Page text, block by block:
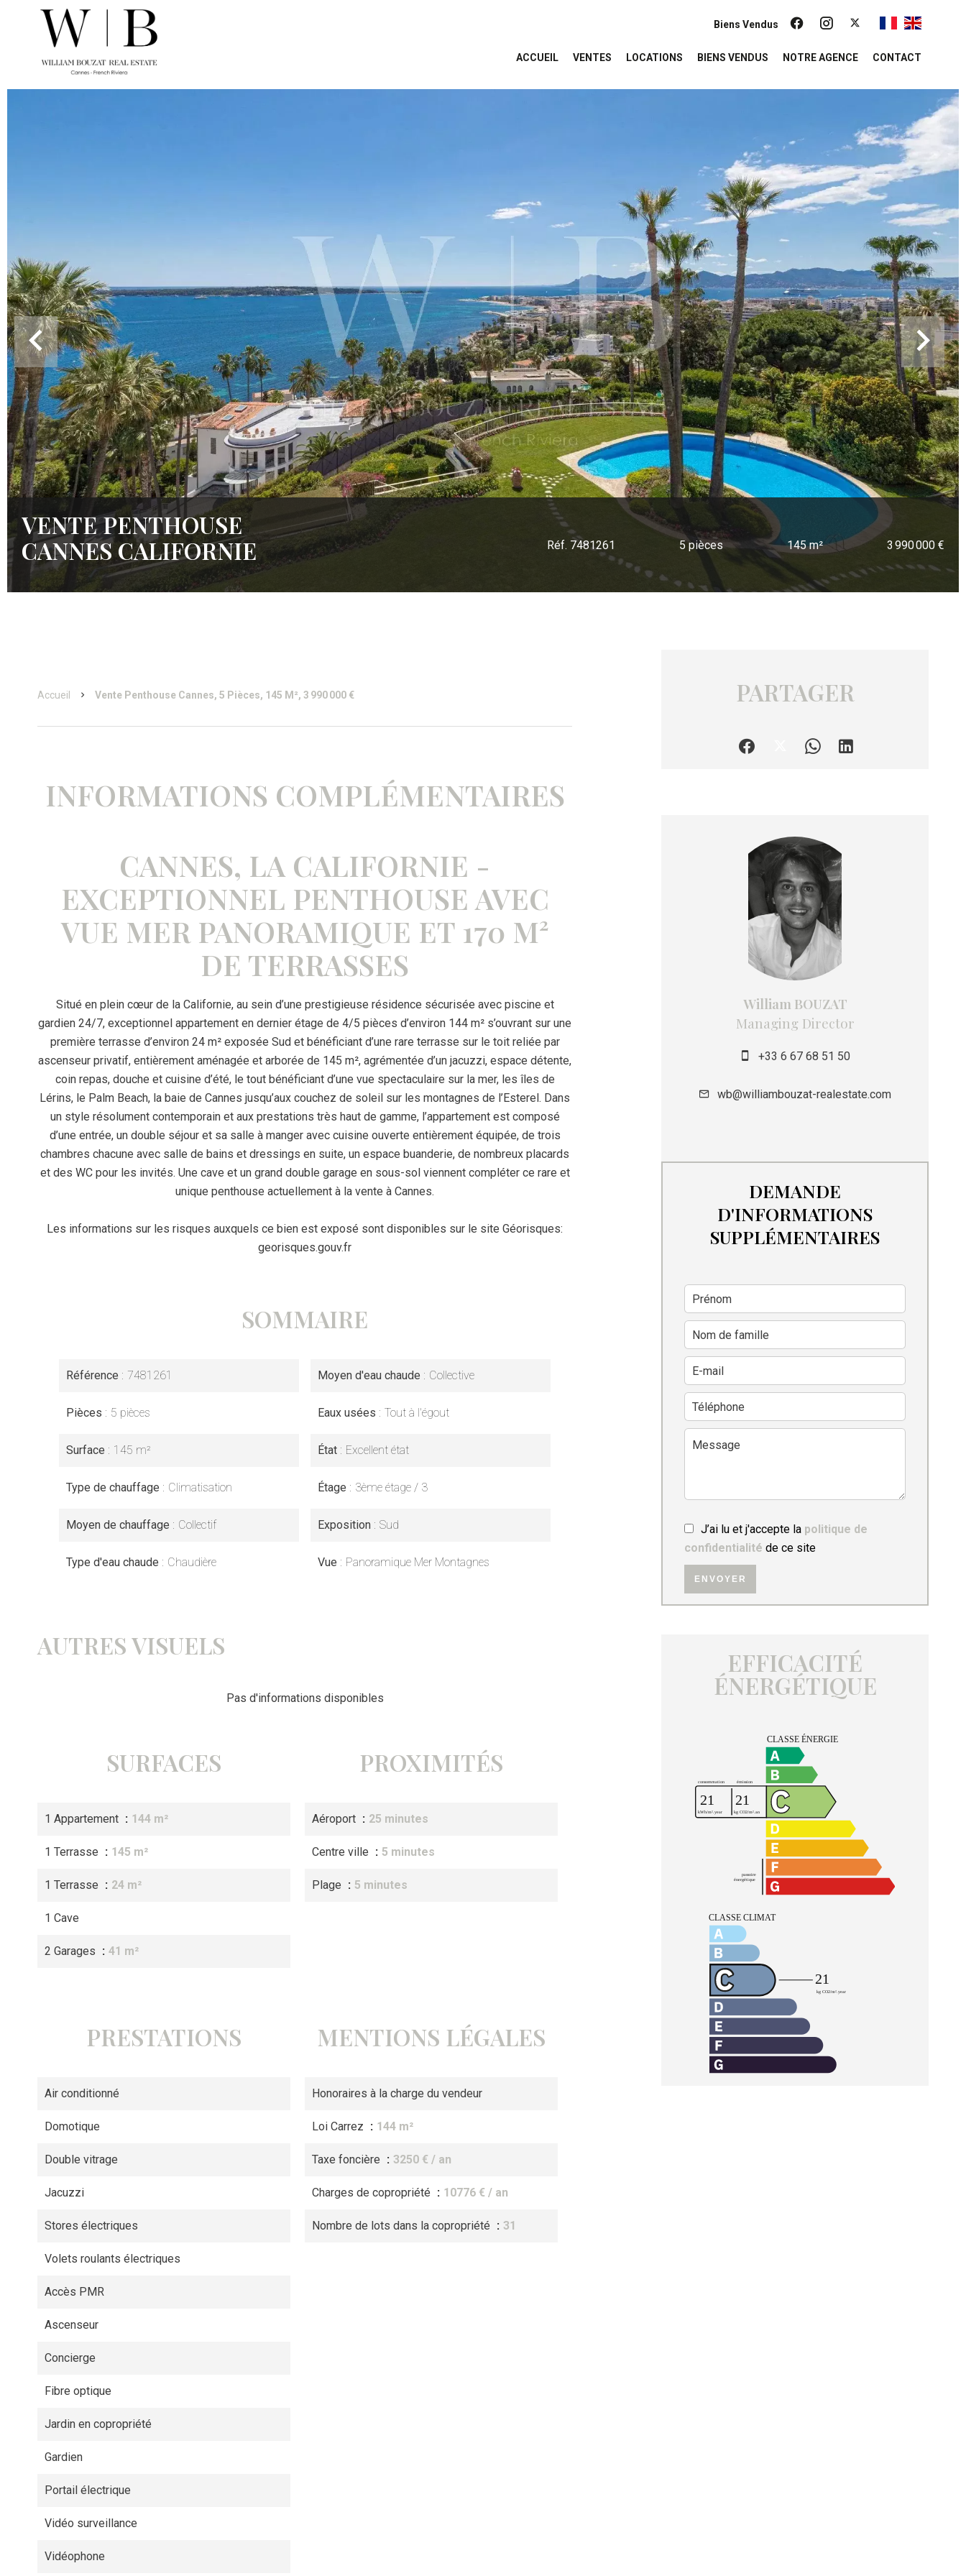
Biens Vendus
ACCUEIL VENTES LOCATIONS BIENS VENDUS NOTRE AGENCE CONTACT
VENTE PENTHOUSE
CANNES CALIFORNIE
Réf. 7481261 5 pièces 145 m² 3 990 000 €
Accueil Vente Penthouse Cannes, 5 Pièces, 145 M², 3 990 000 €
INFORMATIONS COMPLÉMENTAIRES
CANNES, LA CALIFORNIE -
EXCEPTIONNEL PENTHOUSE AVEC
VUE MER PANORAMIQUE ET 170 M²
DE TERRASSES
Situé en plein cœur de la Californie, au sein d’une prestigieuse résidence sécurisée avec piscine et
gardien 24/7, exceptionnel appartement en dernier étage de 4/5 pièces d’environ 144 m² s’ouvrant sur une
première terrasse d’environ 24 m² exposée Sud et bénéficiant d’une rare terrasse sur le toit reliée par
ascenseur privatif, entièrement aménagée et arborée de 145 m², agrémentée d’un jacuzzi, espace détente,
coin repas, douche et cuisine d’été, le tout bénéficiant d’une vue spectaculaire sur la mer, les îles de
Lérins, le Palm Beach, la baie de Cannes jusqu’aux couchez de soleil sur les montagnes de l’Esterel. Dans
un style résolument contemporain et aux prestations très haut de gamme, l’appartement est composé
d’une entrée, un double séjour et sa salle à manger avec cuisine ouverte entièrement équipée, de trois
chambres chacune avec salle de bains et dressings en suite, un espace buanderie, de nombreux placards
et des WC pour les invités. Une cave et un grand double garage en sous-sol viennent compléter ce rare et
unique penthouse actuellement à la vente à Cannes.
Les informations sur les risques auxquels ce bien est exposé sont disponibles sur le site Géorisques:
georisques.gouv.fr
SOMMAIRE
Référence 7481261
Pièces 5 pièces
Surface 145 m²
Type de chauffage Climatisation
Moyen de chauffage Collectif
Type d'eau chaude Chaudière
Moyen d'eau chaude Collective
Eaux usées Tout à l'égout
État Excellent état
Étage 3ème étage / 3
Exposition Sud
Vue Panoramique Mer Montagnes
AUTRES VISUELS
Pas d'informations disponibles
SURFACES
1 Appartement 144 m²
1 Terrasse 145 m²
1 Terrasse 24 m²
1 Cave
2 Garages 41 m²
PROXIMITÉS
Aéroport 25 minutes
Centre ville 5 minutes
Plage 5 minutes
PRESTATIONS
Air conditionné
Domotique
Double vitrage
Jacuzzi
Stores électriques
Volets roulants électriques
Accès PMR
Ascenseur
Concierge
Fibre optique
Jardin en copropriété
Gardien
Portail électrique
Vidéo surveillance
Vidéophone
MENTIONS LÉGALES
Honoraires à la charge du vendeur
Loi Carrez 144 m²
Taxe foncière 3250 € / an
Charges de copropriété 10776 € / an
Nombre de lots dans la copropriété 31
PARTAGER
William BOUZAT
Managing Director
+33 6 67 68 51 50
wb@williambouzat-realestate.com
DEMANDE
D'INFORMATIONS
SUPPLÉMENTAIRES
J’ai lu et j'accepte la politique de
confidentialité de ce site
ENVOYER
EFFICACITÉ
ÉNERGÉTIQUE